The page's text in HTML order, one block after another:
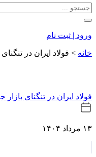
ورود | ثبت نام
خانه > فولاد ایران در
فولاد ایران در تنگنای
۱۳ مرداد ۱۴۰۴